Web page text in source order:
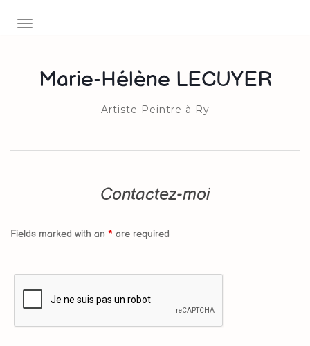
AFFICHER/MASQUER LA NAVIGATION
Marie-Hélène LECUYER
Artiste Peintre à Ry
Contactez-moi
Fields marked with an * are required